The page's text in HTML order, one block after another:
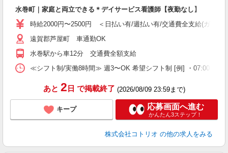
水巻町｜家庭と両立できる＊デイサービス看護師【夜勤なし】
時給2000円〜2500円 ＜日払い有/週払い有/交通費全支給(ガソリ
遠賀郡芦屋町 車通勤OK
水巻駅から車12分 交通費全額支給
≪シフト制/実働8時間≫ 週3〜OK 希望シフト制 [例] ・07:00 〜
あと 2 日 で掲載終了 (2026/08/09 23:59まで)
キープ 応募画面へ進む
かんたん3ステップ！
株式会社コトリオ の他の求人をみる